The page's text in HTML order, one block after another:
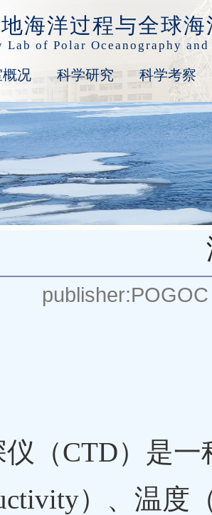
海洋过程与全球
Lab of Polar Oceanography
概况 科学研究 科学考察
publisher:POGOC
（CTD）是
）、温度